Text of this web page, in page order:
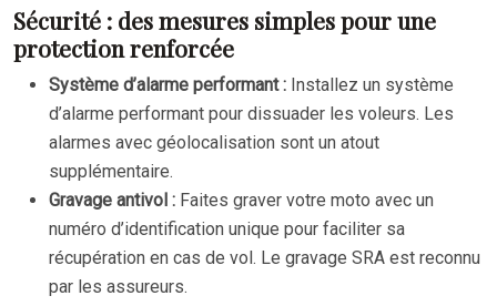
Sécurité : des mesures simples pour une
protection renforcée
Système d’alarme performant : Installez un système
d’alarme performant pour dissuader les voleurs. Les
alarmes avec géolocalisation sont un atout
supplémentaire.
Gravage antivol : Faites graver votre moto avec un
numéro d’identification unique pour faciliter sa
récupération en cas de vol. Le gravage SRA est reconnu
par les assureurs.